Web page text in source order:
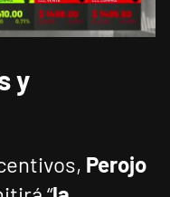
y
Perojo